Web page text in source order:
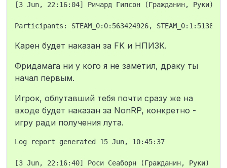
[3 Jun, 22:16:04] Ричард Гипсон (Гражданин, Руки)
Карен будет наказан за FK и НПИЗК.
Фридамага ни у кого я не заметил, драку ты
начал первым.
Игрок, облутавший тебя почти сразу же на
входе будет наказан за NonRP, конкретно -
игру ради получения лута.
Log report generated 15 Jun, 10:45:37
[3 Jun, 22:16:40] Роси Сеаборн (Гражданин, Руки)